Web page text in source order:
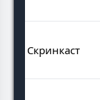
Скринкаст